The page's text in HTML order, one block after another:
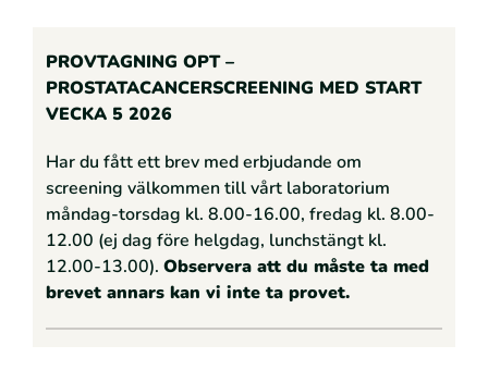
PROVTAGNING OPT –
PROSTATACANCERSCREENING MED START
VECKA 5 2026
Har du fått ett brev med erbjudande om
screening välkommen till vårt laboratorium
måndag-torsdag kl. 8.00-16.00, fredag kl. 8.00-
12.00 (ej dag före helgdag, lunchstängt kl.
12.00-13.00).Observera att du måste ta med
brevet annars kan vi inte ta provet.